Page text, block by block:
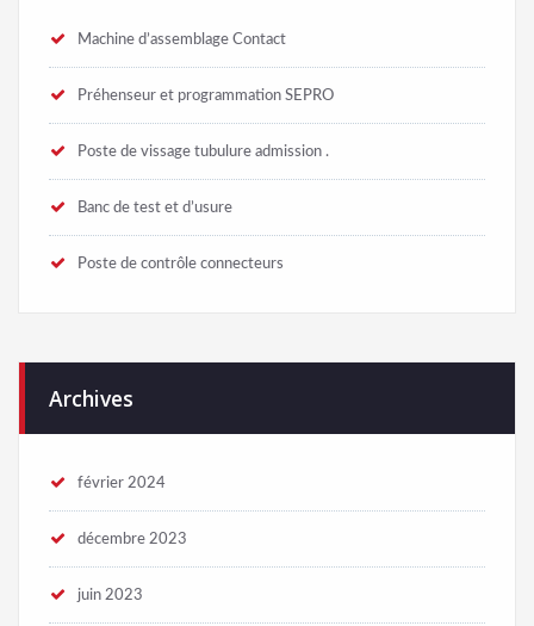
Machine d’assemblage Contact
Préhenseur et programmation SEPRO
Poste de vissage tubulure admission .
Banc de test et d’usure
Poste de contrôle connecteurs
Archives
février 2024
décembre 2023
juin 2023